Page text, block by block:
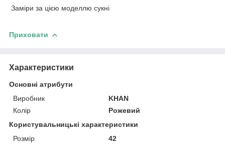
Заміри за цією моделлю сукні
Приховати
Характеристики
Основні атрибути
Виробник
KHAN
Колір
Рожевий
Користувальницькі характеристики
Розмір
42